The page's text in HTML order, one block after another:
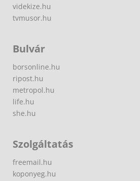
videkize.hu
tvmusor.hu
Bulvár
borsonline.hu
ripost.hu
metropol.hu
life.hu
she.hu
Szolgáltatás
freemail.hu
koponyeg.hu